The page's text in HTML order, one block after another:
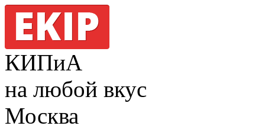
КИПиА
на любой вкус
Москва